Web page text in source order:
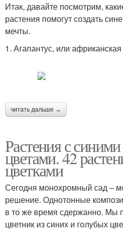
Итак, давайте посмотрим,
растения помогут создать
мечты.
1. Агапантус, или
читать дальше →
Растения с
цветами. 42
цветками
Сегодня монохромный сад –
решение. Однотонные
в то же время сдержанно. Мы
цветник из синих и голубых